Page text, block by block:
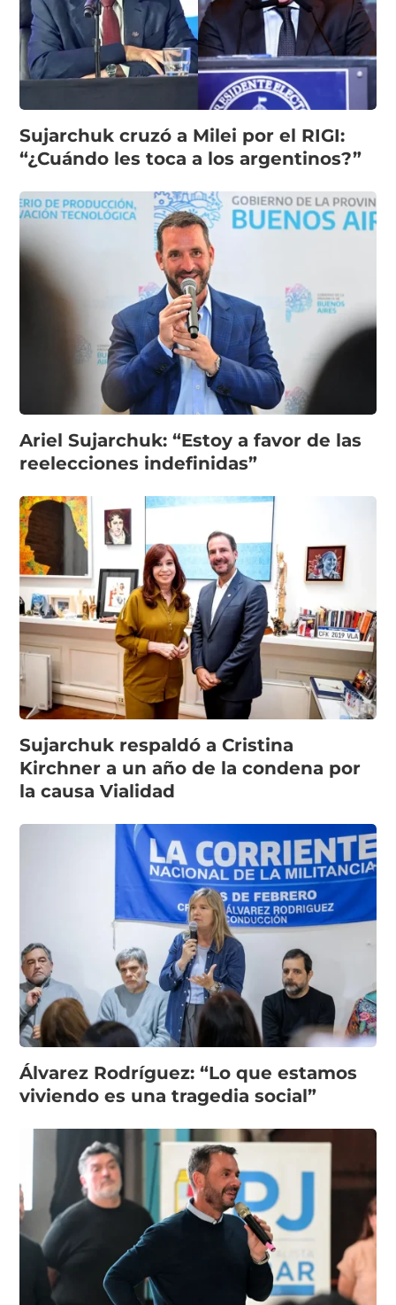
Sujarchuk cruzó a Milei por el RIGI:
“¿Cuándo les toca a los argentinos?”
Ariel Sujarchuk: “Estoy a favor de las
reelecciones indefinidas”
Sujarchuk respaldó a Cristina
Kirchner a un año de la condena por
la causa Vialidad
Álvarez Rodríguez: “Lo que estamos
viviendo es una tragedia social”